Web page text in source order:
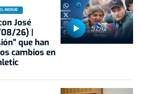
52:42
MONJE
José
26) |
que han
cambios en